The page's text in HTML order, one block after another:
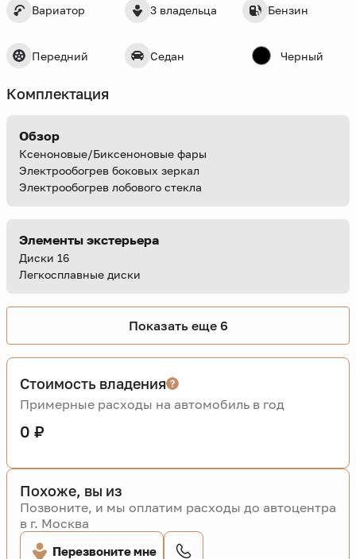
Вариатор 3 владельца Бензин
Передний Седан Черный
Комплектация
Обзор
Ксеноновые/Биксеноновые фары
Электрообогрев боковых зеркал
Электрообогрев лобового стекла
Элементы экстерьера
Диски 16
Легкосплавные диски
Показать еще 6
Стоимость владения
Примерные расходы на автомобиль в год
0 ₽
Похоже, вы из
Позвоните, и мы оплатим расходы до автоцентра
в г. Москва
Перезвоните мне